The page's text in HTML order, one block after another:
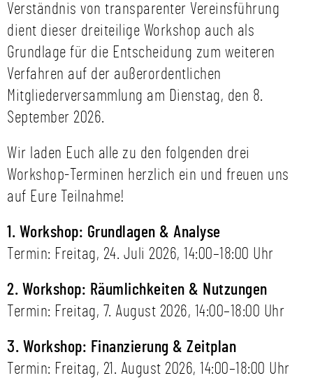
Verständnis von transparenter Vereinsführung
dient dieser dreiteilige Workshop auch als
Grundlage für die Entscheidung zum weiteren
Verfahren auf der außerordentlichen
Mitgliederversammlung am Dienstag, den 8.
September 2026.
Wir laden Euch alle zu den folgenden drei
Workshop-Terminen herzlich ein und freuen uns
auf Eure Teilnahme!
1. Workshop: Grundlagen & Analyse
Termin: Freitag, 24. Juli 2026, 14:00–18:00 Uhr
2. Workshop: Räumlichkeiten & Nutzungen
Termin: Freitag, 7. August 2026, 14:00–18:00 Uhr
3. Workshop: Finanzierung & Zeitplan
Termin: Freitag, 21. August 2026, 14:00–18:00 Uhr